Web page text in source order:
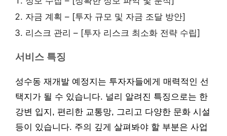
자금 계획 – [투자 규모 및 자금 조달 방안]
리스크 관리 – [투자 리스크 최소화 전략 수립]
서비스 특징
성수동 재개발 예정지는 투자자들에게 매력적인 선
택지가 될 수 있습니다. 널리 알려진 특징으로는 한
강변 입지, 편리한 교통망, 그리고 다양한 문화 시설
등이 있습니다. 주의 깊게 살펴봐야 할 부분은 사업